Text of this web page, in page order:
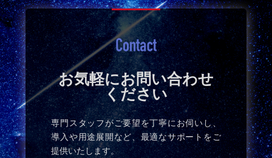
お気軽にお問い合わせ
ください
専門スタッフがご要望を丁寧にお伺いし、
導入や用途展開など、最適なサポートをご
提供いたします。